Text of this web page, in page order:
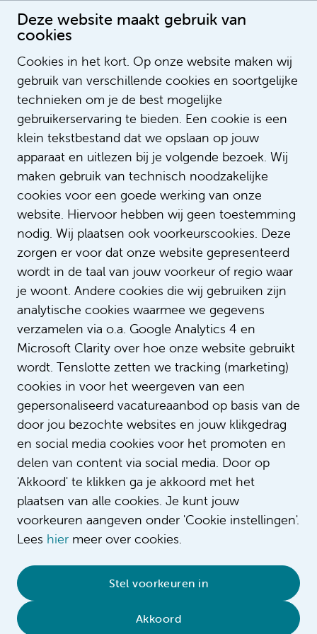
Deze website maakt gebruik van
cookies
Cookies in het kort. Op onze website maken wij
gebruik van verschillende cookies en soortgelijke
technieken om je de best mogelijke
gebruikerservaring te bieden. Een cookie is een
klein tekstbestand dat we opslaan op jouw
apparaat en uitlezen bij je volgende bezoek. Wij
maken gebruik van technisch noodzakelijke
cookies voor een goede werking van onze
website. Hiervoor hebben wij geen toestemming
nodig. Wij plaatsen ook voorkeurscookies. Deze
zorgen er voor dat onze website gepresenteerd
wordt in de taal van jouw voorkeur of regio waar
je woont. Andere cookies die wij gebruiken zijn
analytische cookies waarmee we gegevens
verzamelen via o.a. Google Analytics 4 en
Microsoft Clarity over hoe onze website gebruikt
wordt. Tenslotte zetten we tracking (marketing)
cookies in voor het weergeven van een
gepersonaliseerd vacatureaanbod op basis van de
door jou bezochte websites en jouw klikgedrag
en social media cookies voor het promoten en
delen van content via social media. Door op
'Akkoord' te klikken ga je akkoord met het
plaatsen van alle cookies. Je kunt jouw
voorkeuren aangeven onder 'Cookie instellingen'.
Lees hier meer over cookies.
Stel voorkeuren in
Akkoord
Robert Huiberts
Cookieverklaring • Sitemap